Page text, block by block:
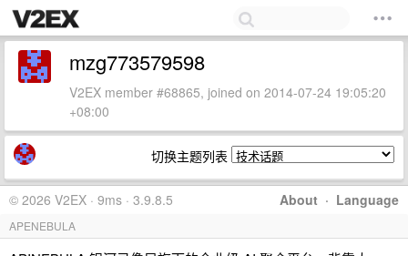
mzg773579598
V2EX member #68865, joined on 2014-07-24 19:05:20
+08:00
切换主题列表
About · Language
© 2026 V2EX · 9ms · 3.9.8.5
APENEBULA